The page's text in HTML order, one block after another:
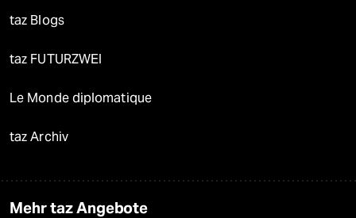
taz Blogs
taz FUTURZWEI
Le Monde diplomatique
taz Archiv
Mehr taz Angebote